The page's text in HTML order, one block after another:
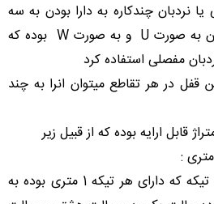
نردبان چندکاره به دارا بودن به سه
حالت نردبان هشتی نردبان به صورت U و به صورت W بوده که
مفصلی استفاده کرد
قفل در هر تقاطع میتوان انرا به چند
قابل ارایه بوده که از قبیل زیر
نردبان مفصلی 4 متری 4 تیکه که دارای هر تیکه 1 متری بوده به